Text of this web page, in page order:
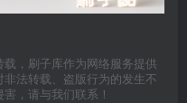
，刷子库作为网络服务提供
法转载、盗版行为的发生不
，请与我们联系！